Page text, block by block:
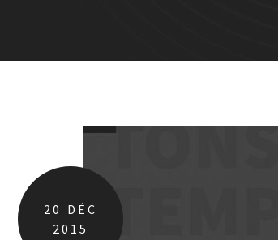
20 DÉC
2015